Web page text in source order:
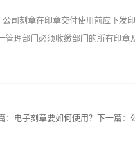
公司刻章‍在印章交付使用前应下发
管理部门必须收缴部门的所有印章
： 电子刻章要如何使用？ 下一篇：